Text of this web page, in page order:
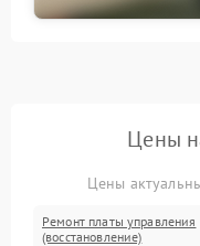
Цены
Цены
Ремонт платы управления
(восстановление)